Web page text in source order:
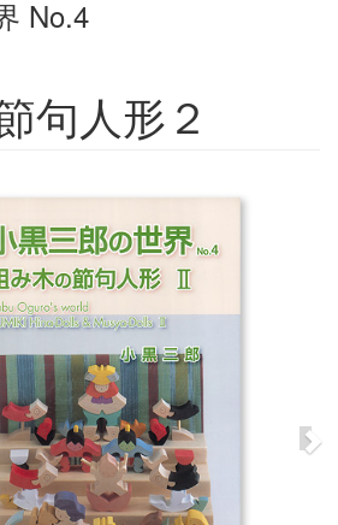
No.4
句人形２